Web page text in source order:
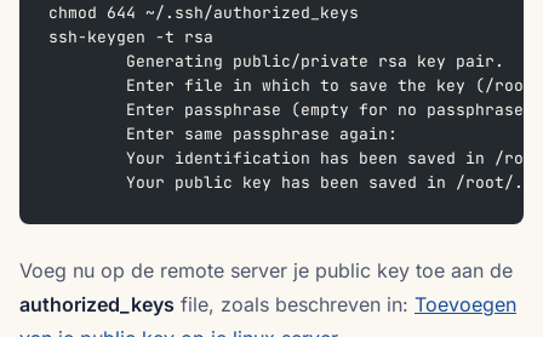
chmod 644 ~/.ssh/authorized_keys
ssh-keygen -t rsa
	Generating public/private rsa key pair.
Enter file in which to save the key (/
	Enter passphrase (empty for no passphrase):
	Enter same passphrase again:
Your identification has been saved in /
Your public key has been saved in /root/
Voeg nu op de remote server je public key toe aan de
authorized_keys file, zoals beschreven in: Toevoegen